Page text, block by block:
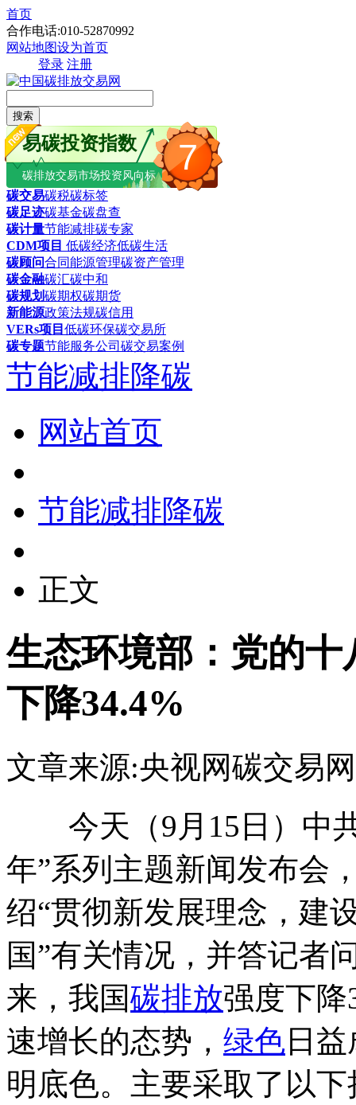
首页
合作电话:010-52870992
网站地图设为首页
登录 注册
搜索
7
易碳投资指数
碳排放交易市场投资风向标
碳交易碳税碳标签
碳足迹碳基金碳盘查
碳计量节能减排碳专家
CDM项目 低碳经济低碳生活
碳顾问合同能源管理碳资产管理
碳金融碳汇碳中和
碳规划碳期权碳期货
新能源政策法规碳信用
VERs项目 低碳环保碳交易所
碳专题节能服务公司 碳交易案例
节能减排降碳
网站首页
节能减排降碳
正文
生态环境部：党的
下降34.4%
文章来源:央视网碳交易网
今天（9月15日）中共
年”系列主题新闻发布会
绍“贯彻新发展理念，建
国”有关情况，并答记者
来，我国碳排放强度下降
速增长的态势， 绿色 日
明底色。主要采取了以下